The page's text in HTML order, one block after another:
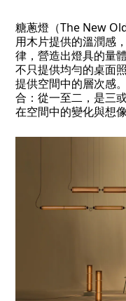
糖蔥燈（The New
用木片提供的溫潤感
律，營造出燈具的量
不只提供均勻的桌面
提供空間中的層次感
合：從一至二，是三
在空間中的變化與想像